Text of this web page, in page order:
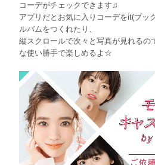
コーデがチェックできます♫
アプリだとお気に入りコーデをit(ブッ
ルバムをつくれたり、
縦スクロールで次々と写真が見れるの
な使い勝手で楽しめるよ☆